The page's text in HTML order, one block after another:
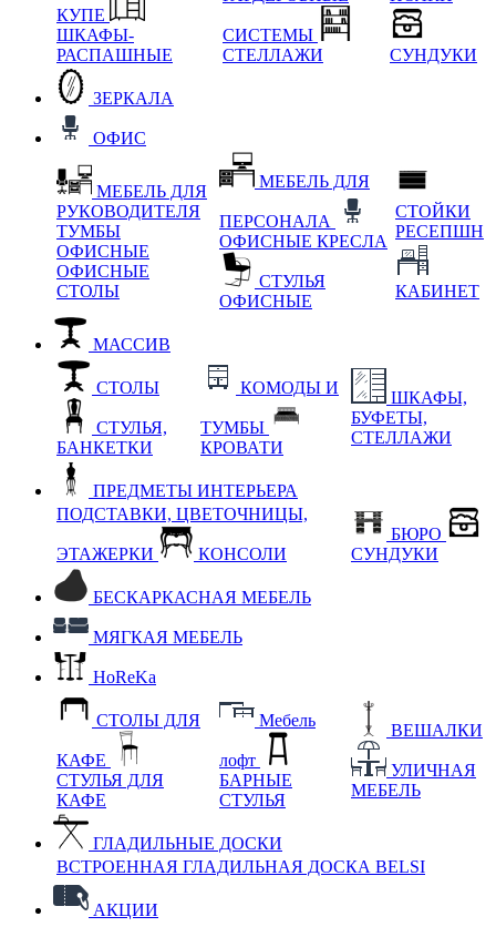
КУПЕ
ШКАФЫ-
РАСПАШНЫЕ
СИСТЕМЫ
СТЕЛЛАЖИ
СУНДУКИ
ЗЕРКАЛА
ОФИС
МЕБЕЛЬ ДЛЯ
РУКОВОДИТЕЛЯ
ТУМБЫ
ОФИСНЫЕ
ОФИСНЫЕ
СТОЛЫ
МЕБЕЛЬ ДЛЯ
ПЕРСОНАЛА
ОФИСНЫЕ КРЕСЛА
СТУЛЬЯ
ОФИСНЫЕ
СТОЙКИ
РЕСЕПШН
КАБИНЕТ
МАССИВ
СТОЛЫ
СТУЛЬЯ,
БАНКЕТКИ
КОМОДЫ И
ТУМБЫ
КРОВАТИ
ШКАФЫ,
БУФЕТЫ,
СТЕЛЛАЖИ
ПРЕДМЕТЫ ИНТЕРЬЕРА
ПОДСТАВКИ, ЦВЕТОЧНИЦЫ,
ЭТАЖЕРКИ КОНСОЛИ
БЮРО
СУНДУКИ
БЕСКАРКАСНАЯ МЕБЕЛЬ
МЯГКАЯ МЕБЕЛЬ
HoReKa
СТОЛЫ ДЛЯ
КАФЕ
СТУЛЬЯ ДЛЯ
КАФЕ
Мебель
лофт
БАРНЫЕ
СТУЛЬЯ
ВЕШАЛКИ
УЛИЧНАЯ
МЕБЕЛЬ
ГЛАДИЛЬНЫЕ ДОСКИ
ВСТРОЕННАЯ ГЛАДИЛЬНАЯ ДОСКА BELSI
АКЦИИ